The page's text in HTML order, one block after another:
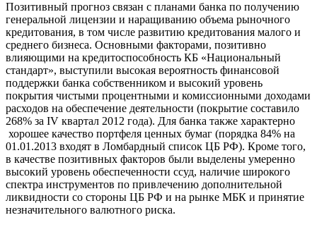
Позитивный прогноз связан с планами банка по получению
генеральной лицензии и наращиванию объема рыночного
кредитования, в том числе развитию кредитования малого и
среднего бизнеса. Основными факторами, позитивно
влияющими на кредитоспособность КБ «Национальный
стандарт», выступили высокая вероятность финансовой
поддержки банка собственником и высокий уровень
покрытия чистыми процентными и комиссионными доходами
расходов на обеспечение деятельности (покрытие составило
268% за IV квартал 2012 года). Для банка также характерно
хорошее качество портфеля ценных бумаг (порядка 84% на
01.01.2013 входят в Ломбардный список ЦБ РФ). Кроме того,
в качестве позитивных факторов были выделены умеренно
высокий уровень обеспеченности ссуд, наличие широкого
спектра инструментов по привлечению дополнительной
ликвидности со стороны ЦБ РФ и на рынке МБК и принятие
незначительного валютного риска.